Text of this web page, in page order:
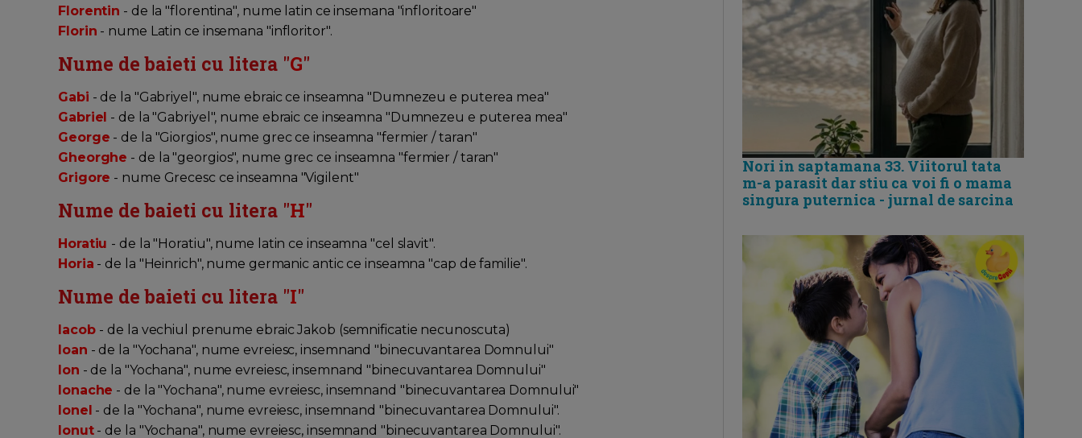
Florentin - de la "florentina", nume latin ce insemana "infloritoare"
Florin - nume Latin ce insemana "infloritor".
Nume de baieti cu litera "G"
Gabi - de la "Gabriyel", nume ebraic ce inseamna "Dumnezeu e puterea mea"
Gabriel - de la "Gabriyel", nume ebraic ce inseamna "Dumnezeu e puterea mea"
George - de la "Giorgios", nume grec ce inseamna "fermier / taran"
Gheorghe - de la "georgios", nume grec ce inseamna "fermier / taran"
Grigore - nume Grecesc ce inseamna "Vigilent"
Nume de baieti cu litera "H"
Horatiu - de la "Horatiu", nume latin ce inseamna "cel slavit".
Horia - de la "Heinrich", nume germanic antic ce inseamna "cap de familie".
Nume de baieti cu litera "I"
Iacob - de la vechiul prenume ebraic Jakob (semnificatie necunoscuta)
Ioan - de la "Yochana", nume evreiesc, insemnand "binecuvantarea Domnului"
Ion - de la "Yochana", nume evreiesc, insemnand "binecuvantarea Domnului"
Ionache - de la "Yochana", nume evreiesc, insemnand "binecuvantarea Domnului"
Ionel - de la "Yochana", nume evreiesc, insemnand "binecuvantarea Domnului".
Ionut- de la "Yochana", nume evreiesc, insemnand "binecuvantarea Domnului".
Nori in saptamana 33. Viitorul tata
m-a parasit dar stiu ca voi fi o mama
singura puternica - jurnal de sarcina